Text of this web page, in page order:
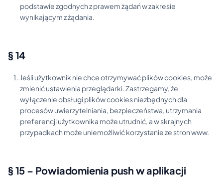
podstawie zgodnych z prawem żądań w zakresie
wynikającym z żądania.
§ 14
Jeśli użytkownik nie chce otrzymywać plików cookies, może
zmienić ustawienia przeglądarki. Zastrzegamy, że
wyłączenie obsługi plików cookies niezbędnych dla
procesów uwierzytelniania, bezpieczeństwa, utrzymania
preferencji użytkownika może utrudnić, a w skrajnych
przypadkach może uniemożliwić korzystanie ze stron www.
§ 15 – Powiadomienia push w aplikacji